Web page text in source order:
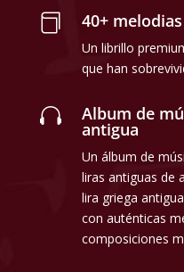
 40+
Un librillo
que han
 Album de
antigua
Un álbum de
liras antiguas de
lira griega
con auténticas
composiciones